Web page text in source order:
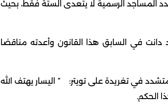
إلا أن عدد المساجد الرسمية لا يتعدى الستة فقط، بحيث
دانت في السابق هذا القانون وأعدته مناقضا
في تغريدة على تويتر: ” اليسار يهتف الله
الحكم.